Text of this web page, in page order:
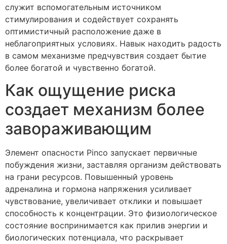
служит вспомогательным источником
стимулирования и содействует сохранять
оптимистичный расположение даже в
неблагоприятных условиях. Навык находить радость
в самом механизме предчувствия создает бытие
более богатой и чувственно богатой.
Как ощущение риска
создает механизм более
завораживающим
Элемент опасности Pinco запускает первичные
побуждения жизни, заставляя организм действовать
на грани ресурсов. Повышенный уровень
адреналина и гормона напряжения усиливает
чувствование, увеличивает отклики и повышает
способность к концентрации. Это физиологическое
состояние воспринимается как прилив энергии и
биологических потенциала, что раскрывает